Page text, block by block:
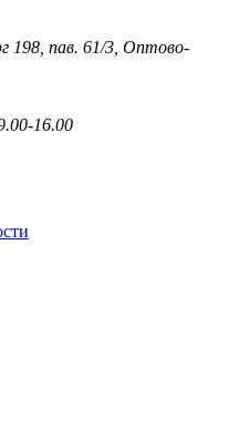
198, пав. 61/3, Оптово-
16.00